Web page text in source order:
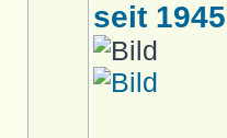
seit 1945